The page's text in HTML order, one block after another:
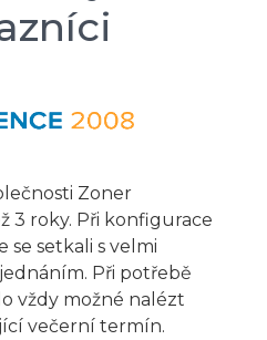
Zoner
3 roky. Při konfigurace
se setkali s velmi
Při potřebě
vždy možné nalézt
večerní termín.